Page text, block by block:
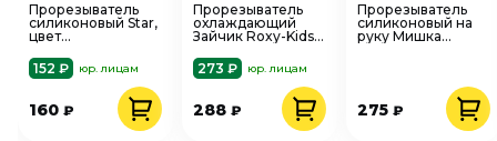
Прорезыватель
силиконовый Star,
цвет
Uviton 0411
152 ₽ юр. лицам
160 ₽
Прорезыватель
охлаждающий
Зайчик Roxy-Kids
273 ₽
юр. лицам
288 ₽
Прорезыватель
силиконовый на
руку Мишка
275 ₽